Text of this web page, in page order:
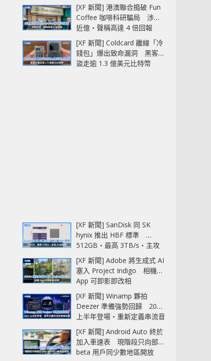
[XF 新聞] 港澳聯合搗破 Fun
Coffee 咖啡科研騙局 涉款
近億‧聲稱高達 4 倍回報
[XF 新聞] Coldcard 離線「冷
錢包」爆出致命漏洞 黑客已
盜走逾 1.3 億美元比特幣
[XF 新聞] SanDisk 同 SK
hynix 推出 HBF 標準
512GB‧最高 3TB/s‧主攻
AI 記憶體
[XF 新聞] Adobe 將生成式 AI
塞入 Project Indigo 相機
App 可即影即改相
[XF 新聞] Winamp 夥拍
Deezer 準備強勢回歸 2027
上半年登場‧重新定義串流音
樂播放器
[XF 新聞] Android Auto 終於
加入車速表 現階段只向部分
beta 用戶同少數地區開放